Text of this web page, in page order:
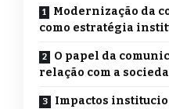
Modernização da
como estratégia
O papel da
relação com a
Impactos